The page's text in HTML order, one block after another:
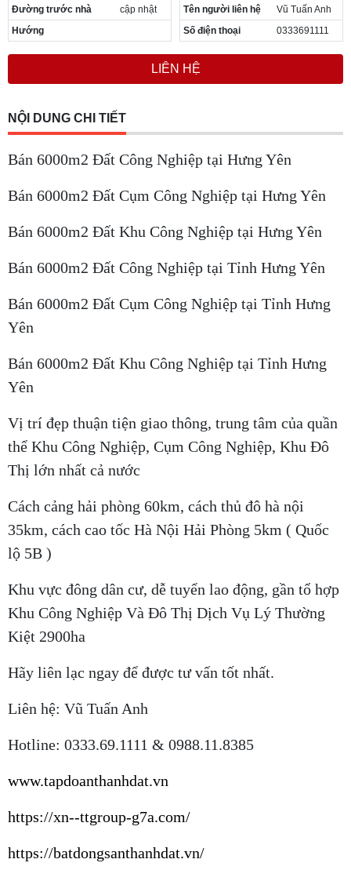
Đường trước nhà
cập nhật
Hướng
Tên người liên hệ
Vũ Tuấn Anh
Số điện thoại
0333691111
LIÊN HỆ
NỘI DUNG CHI TIẾT
Bán 6000m2 Đất Công Nghiệp tại Hưng Yên
Bán 6000m2 Đất Cụm Công Nghiệp tại Hưng Yên
Bán 6000m2 Đất Khu Công Nghiệp tại Hưng Yên
Bán 6000m2 Đất Công Nghiệp tại Tỉnh Hưng Yên
Bán 6000m2 Đất Cụm Công Nghiệp tại Tỉnh Hưng
Yên
Bán 6000m2 Đất Khu Công Nghiệp tại Tỉnh Hưng
Yên
Vị trí đẹp thuận tiện giao thông, trung tâm của quần
thể Khu Công Nghiệp, Cụm Công Nghiệp, Khu Đô
Thị lớn nhất cả nước
Cách cảng hải phòng 60km, cách thủ đô hà nội
35km, cách cao tốc Hà Nội Hải Phòng 5km ( Quốc
lộ 5B )
Khu vực đông dân cư, dễ tuyển lao động, gần tổ hợp
Khu Công Nghiệp Và Đô Thị Dịch Vụ Lý Thường
Kiệt 2900ha
Hãy liên lạc ngay để được tư vấn tốt nhất.
Liên hệ: Vũ Tuấn Anh
Hotline: 0333.69.1111 & 0988.11.8385
www.tapdoanthanhdat.vn
https://xn--ttgroup-g7a.com/
https://batdongsanthanhdat.vn/